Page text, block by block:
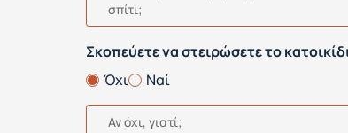
σπίτι;
Σκοπεύετε να στειρώσετε το
Όχι
Ναί
Αν όχι, γιατί;